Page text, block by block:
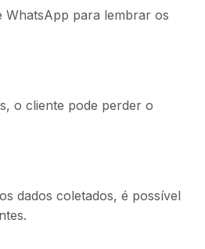
WhatsApp para lembrar os
o cliente pode perder o
dados coletados, é possível